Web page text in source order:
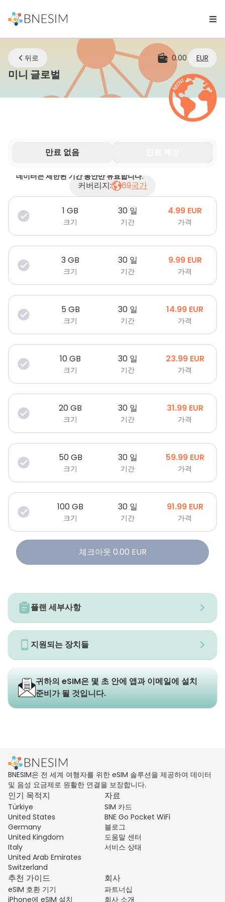
뒤로 0.00 EUR
미니 글로벌 eSIM | 어디에 있든 연결 유지
만료 없음
데이터는 제한된 기간 동안만 유효합니다.
커버리지: 69국가
1 GB
크기
30 일
기간
4.99 EUR
가격
3GB
크기
30 일
기간
9.99 EUR
가격
5 GB
크기
30 일
기간
14.99 EUR
가격
10GB
크기
30 일
기간
23.99 EUR
가격
20GB
크기
30 일
기간
31.99 EUR
가격
50GB
크기
30 일
기간
59.99 EUR
가격
100GB
크기
30 일
기간
91.99 EUR
가격
체크아웃 0.00 EUR
플랜 세부사항
지원되는 장치들
귀하의 eSIM은 몇 초 안에 앱과 이메일에 설치
준비가 될 것입니다.
BNESIM은 전 세계 여행자를 위한 eSIM 솔루션을 제공하여 데이터
및 음성 요금제로 원활한 연결을 보장합니다.
인기 목적지
Türkiye
United States
Germany
United Kingdom
Italy
United Arab Emirates
Switzerland
자료
SIM 카드
BNE Go Pocket WiFi
블로그
도움말 센터
서비스 상태
추천 가이드
eSIM 호환 기기
iPhone에 eSIM 설치
회사
파트너십
회사 소개